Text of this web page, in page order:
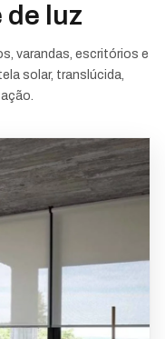
de luz
varandas, escritórios e
solar, translúcida,